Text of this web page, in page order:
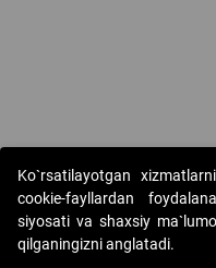
Copyright © 2017-2026.
Ko`rsatilayotgan
cookie-fayllardan
siyosati va shaxsiy
qilganingizni anglatadi.